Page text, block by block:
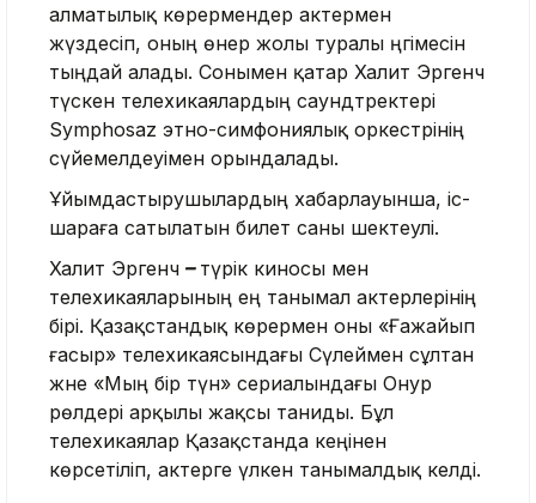
алматылық көрермендер актермен
жүздесіп, оның өнер жолы туралы әңгімесін
тыңдай алады. Сонымен қатар Халит Эргенч
түскен телехикаялардың саундтректері
Symphosaz этно-симфониялық оркестрінің
сүйемелдеуімен орындалады.
Ұйымдастырушылардың хабарлауынша, іс-
шараға сатылатын билет саны шектеулі.
Халит Эргенч – түрік киносы мен
телехикаяларының ең танымал актерлерінің
бірі. Қазақстандық көрермен оны «Ғажайып
ғасыр» телехикаясындағы Сүлеймен сұлтан
және «Мың бір түн» сериалындағы Онур
рөлдері арқылы жақсы таниды. Бұл
телехикаялар Қазақстанда кеңінен
көрсетіліп, актерге үлкен танымалдық әкелді.